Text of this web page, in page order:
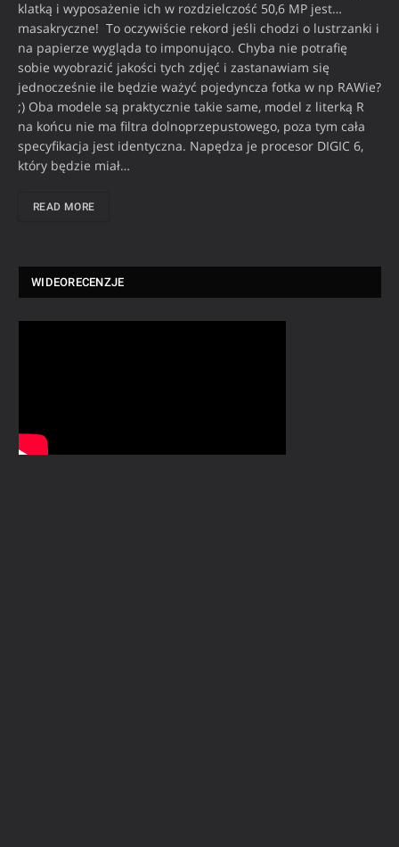
klatką i wyposażenie ich w rozdzielczość 50,6 MP jest…
masakryczne! To oczywiście rekord jeśli chodzi o lustrzanki i
na papierze wygląda to imponująco. Chyba nie potrafię
sobie wyobrazić jakości tych zdjęć i zastanawiam się
jednocześnie ile będzie ważyć pojedyncza fotka w np RAWie?
;) Oba modele są praktycznie takie same, model z literką R
na końcu nie ma filtra dolnoprzepustowego, poza tym cała
specyfikacja jest identyczna. Napędza je procesor DIGIC 6,
który będzie miał…
READ MORE
WIDEORECENZJE